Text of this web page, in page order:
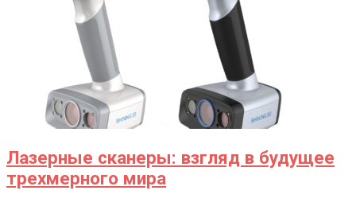
Лазерные сканеры: взгляд в будущее
трехмерного мира